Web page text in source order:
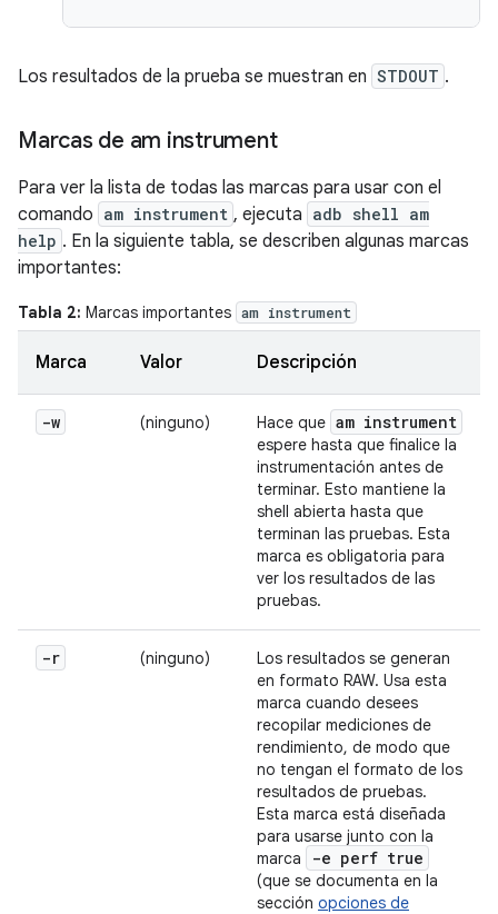
Los resultados de la prueba se muestran en STDOUT .
Marcas de am instrument
Para ver la lista de todas las marcas para usar con el
comando am instrument , ejecuta adb shell am
help . En la siguiente tabla, se describen algunas marcas
importantes:
Tabla 2: Marcas importantes am instrument
Marca Valor Descripción
-w (ninguno) Hace que am instrument
espere hasta que finalice la
instrumentación antes de
terminar. Esto mantiene la
shell abierta hasta que
terminan las pruebas. Esta
marca es obligatoria para
ver los resultados de las
pruebas.
-r (ninguno)
Los resultados se generan
en formato RAW. Usa esta
marca cuando desees
recopilar mediciones de
rendimiento, de modo que
no tengan el formato de los
resultados de pruebas.
Esta marca está diseñada
para usarse junto con la
marca
-e perf true
(que se documenta en la
sección opciones de